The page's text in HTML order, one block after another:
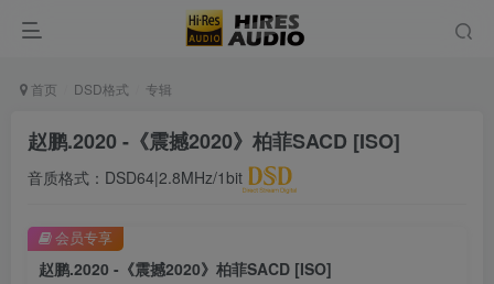
首页 DSD格式 专辑
赵鹏.2020 -《震撼2020》柏菲SACD [ISO]
音质格式：DSD64|2.8MHz/1bit
赵鹏.2020 -《震撼2020》柏菲SACD [ISO]
会员专享